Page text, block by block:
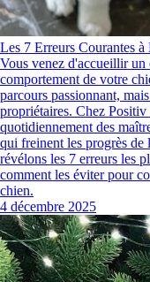
Les 7 Erreurs Courantes
Vous venez d'accueillir
comportement de votre
parcours passionnant,
propriétaires. Chez
quotidiennement des
qui freinent les progrès de
révélons les 7 erreurs les
comment les éviter pour
chien.
4 décembre 2025